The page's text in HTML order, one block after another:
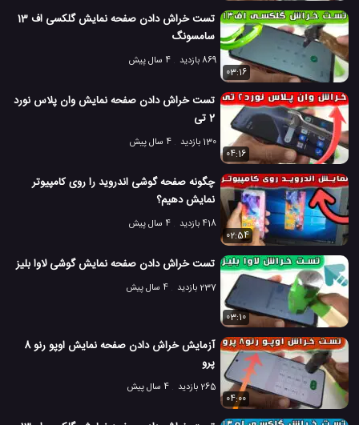
# برنامه نمایش سه بعدی تصاویر # شرکت اپل Apple
7 هزار بازدید
تست خراش دادن صفحه نمایش گلکسی اف 13
سامسونگ
869 بازدید
4 سال پیش
03:16
تست خراش دادن صفحه نمایش وان پلاس نورد
2 تی
130 بازدید
4 سال پیش
04:16
چگونه صفحه گوشی اندروید را روی کامپیوتر
نمایش دهیم؟
418 بازدید
4 سال پیش
02:54
تست خراش دادن صفحه نمایش گوشی لاوا بلیز
237 بازدید 4 سال پیش
03:10
آزمایش خراش دادن صفحه نمایش اوپو رنو 8
پرو
265 بازدید
4 سال پیش
04:00